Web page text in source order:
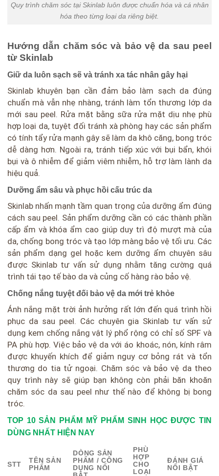
Quy trình chăm sóc tại Skinlab luôn được chuẩn hóa và cá nhân
hóa theo từng loại da riêng biệt.
Hướng dẫn chăm sóc và bảo vệ da sau peel
từ Skinlab
Giữ da luôn sạch sẽ và tránh xa tác nhân gây hại
Skinlab khuyên bạn cần đảm bảo làm sạch da đúng
chuẩn mà vẫn nhẹ nhàng, tránh làm tổn thương lớp da
mới sau peel. Rửa mặt bằng sữa rửa mặt dịu nhẹ phù
hợp loại da, tuyệt đối tránh xà phòng hay các sản phẩm
có tính tẩy rửa mạnh gây sẽ làm da khô căng, bong tróc
dễ dàng hơn. Ngoài ra, tránh tiếp xúc với bụi bẩn, khói
bụi và ô nhiễm để giảm viêm nhiễm, hỗ trợ làm lành da
hiệu quả.
Dưỡng ẩm sâu và phục hồi cấu trúc da
Skinlab nhấn mạnh tầm quan trọng của dưỡng ẩm đúng
cách sau peel. Sản phẩm dưỡng cần có các thành phần
cấp ẩm và khóa ẩm cao giúp duy trì độ mượt mà của
da, chống bong tróc và tạo lớp màng bảo vệ tối ưu. Các
sản phẩm dạng gel hoặc kem dưỡng ẩm chuyên sâu
được Skinlab tư vấn sử dụng nhằm tăng cường quá
trình tái tạo tế bào da và củng cố hàng rào bảo vệ.
Chống nắng tuyệt đối bảo vệ da mới trẻ khỏe
Ánh nắng mặt trời ảnh hưởng rất lớn đến quá trình hồi
phục da sau peel. Các chuyên gia Skinlab tư vấn sử
dụng kem chống nắng vật lý phổ rộng có chỉ số SPF và
PA phù hợp. Việc bảo vệ da với áo khoác, nón, kính râm
được khuyến khích để giảm nguy cơ bỏng rát và tổn
thương do tia tử ngoại. Chăm sóc và bảo vệ da theo
quy trình này sẽ giúp bạn không còn phải băn khoăn
chăm sóc da sau peel như thế nào để không bị bong
tróc.
TOP 10 SẢN PHẨM MỸ PHẨM SINH HỌC ĐƯỢC TIN
DÙNG NHẤT HIỆN NAY
STT
TÊN SẢN
PHẨM
DÒNG SẢN
PHẨM / CÔNG
DỤNG NỔI
PHÙ
HỢP
CHO
LOẠI
ĐÁNH GIÁ
NỔI BẬT